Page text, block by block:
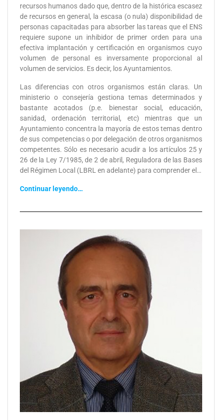
recursos humanos dado que, dentro de la histórica escasez
de recursos en general, la escasa (o nula) disponibilidad de
personas capacitadas para absorber las tareas que el ENS
requiere supone un inhibidor de primer orden para una
efectiva implantación y certificación en organismos cuyo
volumen de personal es inversamente proporcional al
volumen de servicios. Es decir, los Ayuntamientos.
Las diferencias con otros organismos están claras. Un
ministerio o consejería gestiona temas determinados y
bastante acotados (p.e. bienestar social, educación,
sanidad, ordenación territorial, etc) mientras que un
Ayuntamiento concentra la mayoría de estos temas dentro
de sus competencias o por delegación de otros organismos
competentes. Sólo es necesario acudir a los artículos 25 y
26 de la Ley 7/1985, de 2 de abril, Reguladora de las Bases
del Régimen Local (LBRL en adelante) para comprender el…
Continuar leyendo…